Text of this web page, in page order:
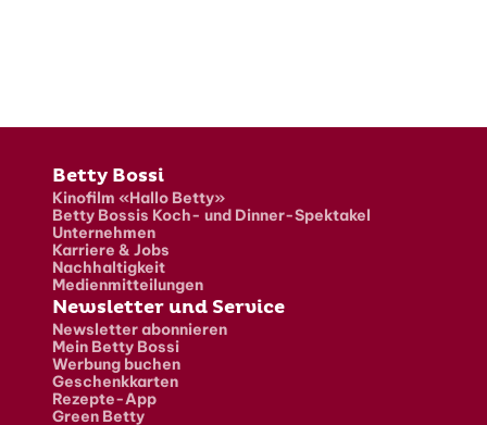
Fusszeile
Betty Bossi
Kinofilm «Hallo Betty»
Betty Bossis Koch- und Dinner-Spektakel
Unternehmen
Karriere & Jobs
Nachhaltigkeit
Medienmitteilungen
Newsletter und Service
Newsletter abonnieren
Mein Betty Bossi
Werbung buchen
Geschenkkarten
Rezepte-App
Green Betty